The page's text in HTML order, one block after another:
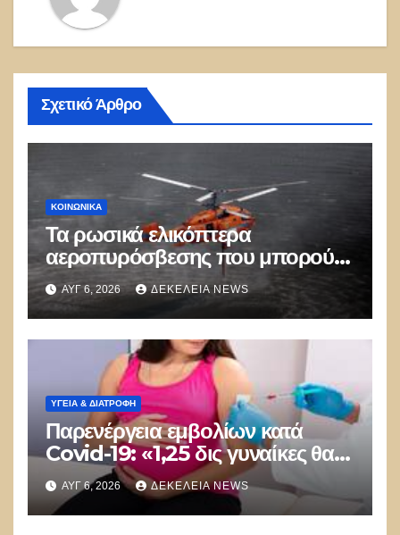
Σχετικό Άρθρο
ΚΟΙΝΩΝΙΚΑ
Τα ρωσικά ελικόπτερα
αεροπυρόσβεσης που μπορούν
να ρίχνουν 5 τόνους νερού με 8
μποφόρ
ΑΥΓ 6, 2026 ΔΕΚΈΛΕΙΑ NEWS
ΥΓΕΙΑ & ΔΙΑΤΡΟΦΗ
Παρενέργεια εμβολίων κατά
Covid-19: «1,25 δις γυναίκες θα
τεκνοποιήσουν ένα είδος
ανθρώπου που δεν έχει υπάρξει
μέχρι στιγμής»
ΑΥΓ 6, 2026 ΔΕΚΈΛΕΙΑ NEWS